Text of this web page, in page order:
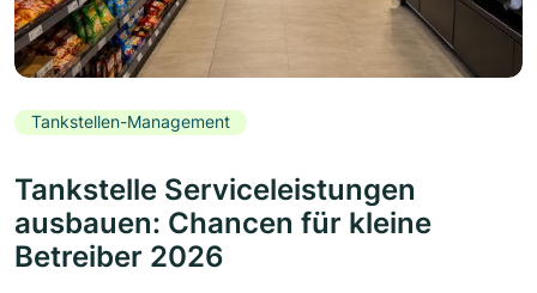
Tankstellen-Management
Tankstelle Serviceleistungen
ausbauen: Chancen für kleine
Betreiber 2026